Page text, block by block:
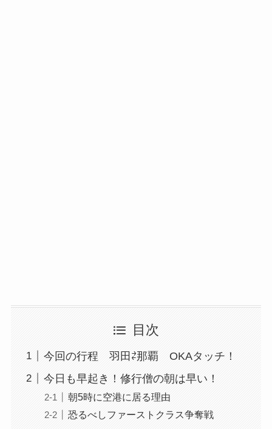
目次
今回の行程 羽田⇄那覇 OKAタッチ！
今日も早起き！修行僧の朝は早い！
朝5時に空港に居る理由
恐るべしファーストクラス争奪戦